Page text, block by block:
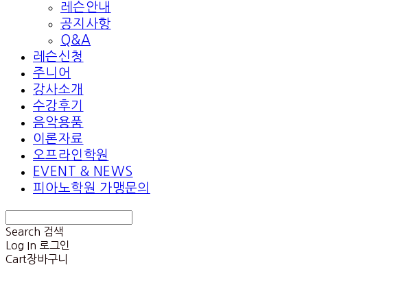
레슨안내
공지사항
Q&A
레슨신청
주니어
강사소개
수강후기
음악용품
이론자료
오프라인학원
EVENT & NEWS
피아노학원 가맹문의
Search 검색
Log In 로그인
Cart장바구니